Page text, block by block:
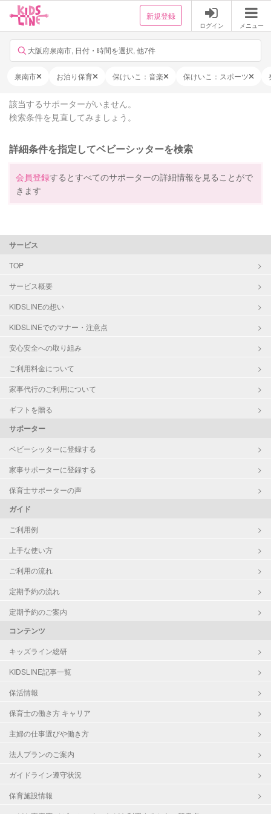
新規登録
ログイン メニュー
大阪府泉南市, 日付・時間を選択, 他7件
泉南市 お泊り保育 保けいこ：音楽 保けいこ：スポーツ
該当するサポーターがいません。
検索条件を見直してみましょう。
詳細条件を指定してベビーシッターを検索
会員登録するとすべてのサポーターの詳細情報を見ることがで
きます
サービス
TOP
サービス概要
KIDSLINEの想い
KIDSLINEでのマナー・注意点
安心安全への取り組み
ご利用料金について
家事代行のご利用について
ギフトを贈る
サポーター
ベビーシッターに登録する
家事サポーターに登録する
保育士サポーターの声
ガイド
ご利用例
上手な使い方
ご利用の流れ
定期予約の流れ
定期予約のご案内
コンテンツ
キッズライン総研
KIDSLINE記事一覧
保活情報
保育士の働き方 キャリア
主婦の仕事選びや働き方
法人プランのご案内
ガイドライン遵守状況
保育施設情報